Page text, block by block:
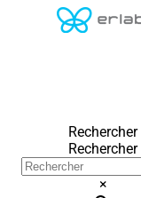
Rechercher
Rechercher
×